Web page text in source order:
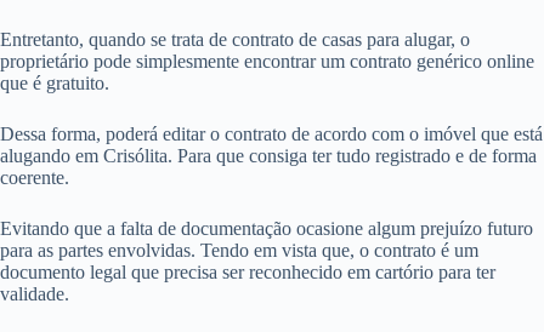
Entretanto, quando se trata de contrato de casas para alugar, o
proprietário pode simplesmente encontrar um contrato genérico online
que é gratuito.
Dessa forma, poderá editar o contrato de acordo com o imóvel que está
alugando em Crisólita. Para que consiga ter tudo registrado e de forma
coerente.
Evitando que a falta de documentação ocasione algum prejuízo futuro
para as partes envolvidas. Tendo em vista que, o contrato é um
documento legal que precisa ser reconhecido em cartório para ter
validade.